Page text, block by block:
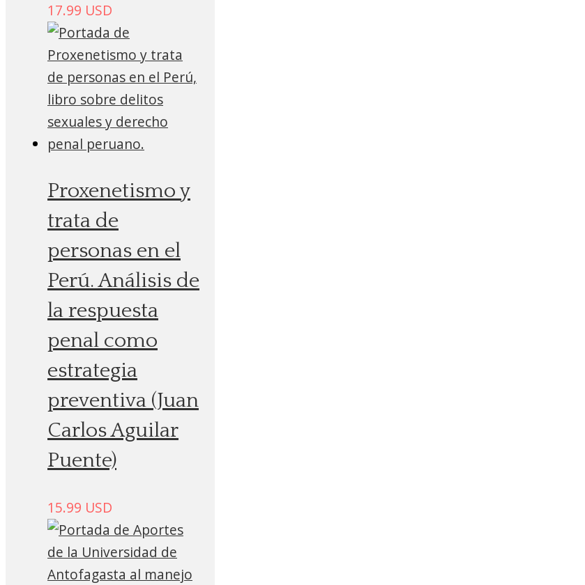
17.99 USD
Proxenetismo y
trata de
personas en el
Perú. Análisis de
la respuesta
penal como
estrategia
preventiva (Juan
Carlos Aguilar
Puente)
15.99 USD